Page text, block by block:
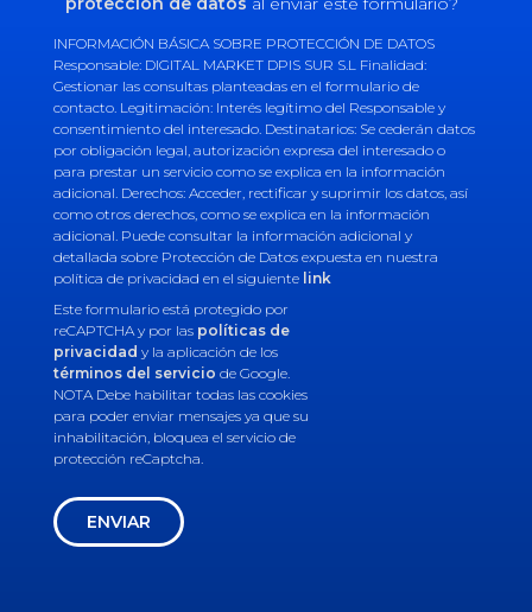
INFORMACIÓN BÁSICA SOBRE PROTECCIÓN DE DATOS
Responsable: DIGITAL MARKET DPIS SUR S.L Finalidad:
Gestionar las consultas planteadas en el formulario de
contacto. Legitimación: Interés legítimo del Responsable y
consentimiento del interesado. Destinatarios: Se cederán datos
por obligación legal, autorización expresa del interesado o
para prestar un servicio como se explica en la información
adicional. Derechos: Acceder, rectificar y suprimir los datos, así
como otros derechos, como se explica en la información
adicional. Puede consultar la información adicional y
detallada sobre Protección de Datos expuesta en nuestra
política de privacidad en el siguiente link
Este formulario está protegido por
reCAPTCHA y por las políticas de
privacidad y la aplicación de los
términos del servicio de Google.
NOTA Debe habilitar todas las cookies
para poder enviar mensajes ya que su
inhabilitación, bloquea el servicio de
protección reCaptcha.
ENVIAR